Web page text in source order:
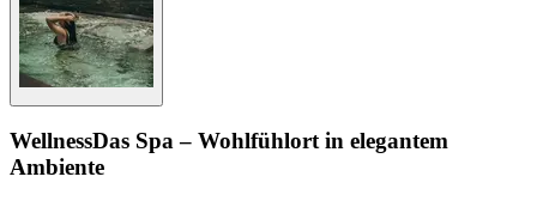
WellnessDas Spa – Wohlfühlort in elegantem
Ambiente